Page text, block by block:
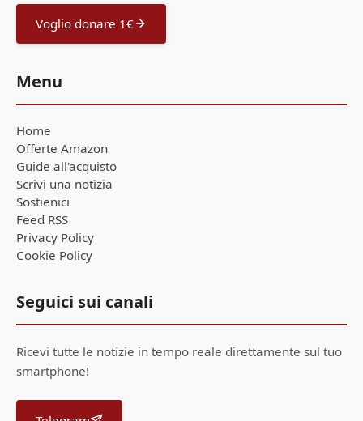
Voglio donare 1€
Menu
Home
Offerte Amazon
Guide all'acquisto
Scrivi una notizia
Sostienici
Feed RSS
Privacy Policy
Cookie Policy
Seguici sui canali
Ricevi tutte le notizie in tempo reale direttamente sul tuo
smartphone!